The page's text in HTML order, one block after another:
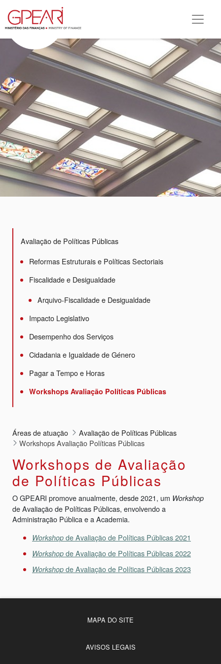
Avaliação de Políticas Públicas
Reformas Estruturais e Políticas Sectoriais
Fiscalidade e Desigualdade
Arquivo-Fiscalidade e Desigualdade
Impacto Legislativo
Desempenho dos Serviços
Cidadania e Igualdade de Género
Pagar a Tempo e Horas
Workshops Avaliação Políticas Públicas
Áreas de atuação
Avaliação de Políticas Públicas
Workshops Avaliação Políticas Públicas
Workshops de Avaliação
de Políticas Públicas
O GPEARI promove anualmente, desde 2021, um Workshop
de Avaliação de Políticas Públicas, envolvendo a
Administração Pública e a Academia.
Workshop de Avaliação de Políticas Públicas 2021
Workshop de Avaliação de Políticas Públicas 2022
Workshop de Avaliação de Políticas Públicas 2023
MAPA DO SITE
AVISOS LEGAIS